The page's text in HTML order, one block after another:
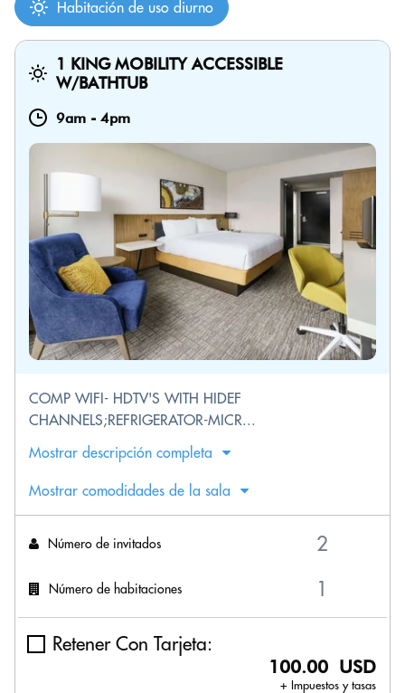
Habitación de uso diurno
1 KING MOBILITY ACCESSIBLE
W/BATHTUB
9am - 4pm
COMP WIFI- HDTV'S WITH HIDEF
CHANNELS;REFRIGERATOR-MICR...
Mostrar descripción completa
Mostrar comodidades de la sala
Número de invitados
Número de habitaciones
Retener Con Tarjeta:
100.00 USD
+ Impuestos y tasas